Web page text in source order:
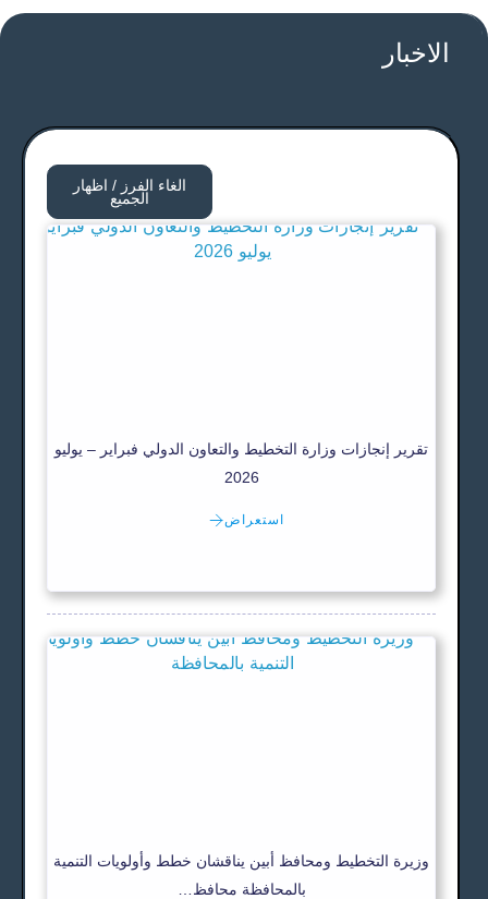
الاخبار
الغاء الفرز / اظهار
الجميع
تقرير إنجازات وزارة التخطيط والتعاون الدولي فبراير – يوليو
2026
استعراض
وزيرة التخطيط ومحافظ أبين يناقشان خطط وأولويات التنمية
بالمحافظة محافظ…